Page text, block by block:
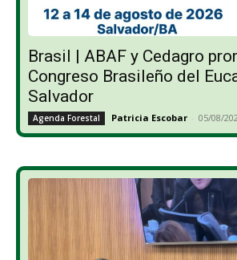
Brasil | ABAF y Cedagro
Congreso Brasileño del
Salvador
Agenda Forestal Patricia Escobar - 05/08/